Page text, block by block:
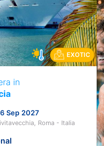
EXOTIC
in
Sep 2027
Roma - Italia